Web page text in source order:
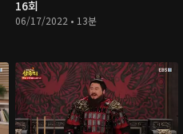
16회
06/17/2022 • 13분